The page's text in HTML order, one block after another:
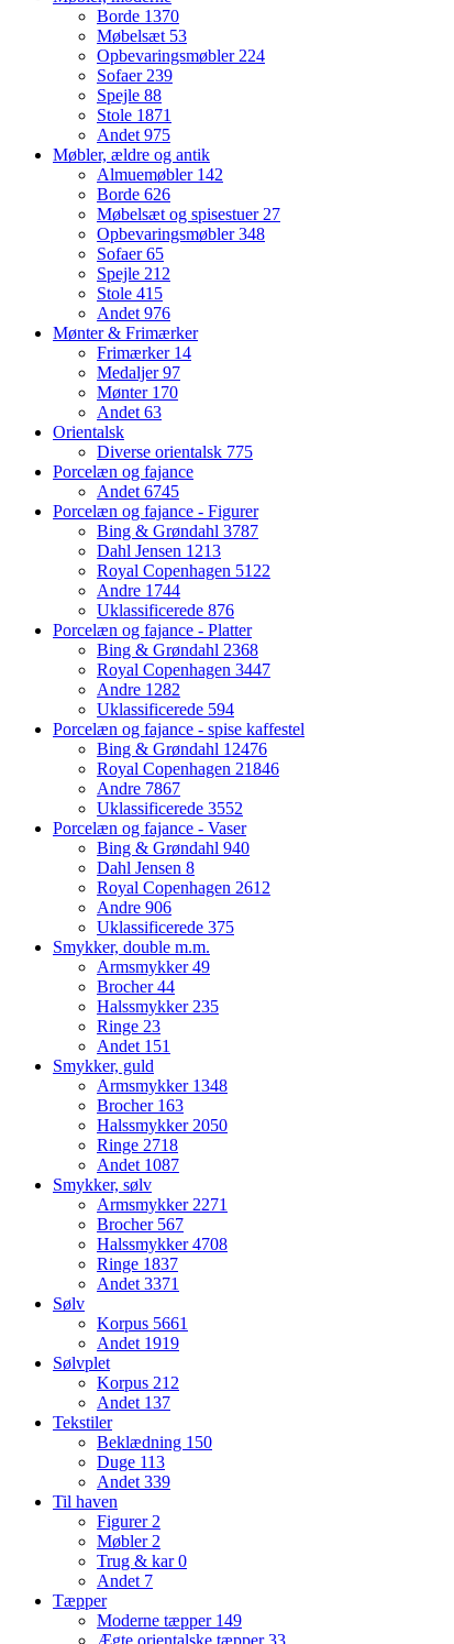
Borde 1370
Møbelsæt 53
Opbevaringsmøbler 224
Sofaer 239
Spejle 88
Stole 1871
Andet 975
Møbler, ældre og antik
Almuemøbler 142
Borde 626
Møbelsæt og spisestuer 27
Opbevaringsmøbler348
Sofaer65
Spejle 212
Stole 415
Andet 976
Mønter & Frimærker
Frimærker 14
Medaljer97
Mønter 170
Andet 63
Orientalsk
Diverse orientalsk 775
Porcelæn og fajance
Andet 6745
Porcelæn og fajance - Figurer
Bing & Grøndahl 3787
Dahl Jensen 1213
Royal Copenhagen 5122
Andre 1744
Uklassificerede 876
Porcelæn og fajance - Platter
Bing & Grøndahl 2368
Royal Copenhagen 3447
Andre 1282
Uklassificerede 594
Porcelæn og fajance - spise kaffestel
Bing & Grøndahl 12476
Royal Copenhagen 21846
Andre 7867
Uklassificerede 3552
Porcelæn og fajance - Vaser
Bing & Grøndahl 940
Dahl Jensen 8
Royal Copenhagen 2612
Andre 906
Uklassificerede 375
Smykker, double m.m.
Armsmykker49
Brocher44
Halssmykker 235
Ringe 23
Andet 151
Smykker, guld
Armsmykker 1348
Brocher 163
Halssmykker 2050
Ringe 2718
Andet 1087
Smykker, sølv
Armsmykker 2271
Brocher 567
Halssmykker4708
Ringe 1837
Andet 3371
Sølv
Korpus 5661
Andet 1919
Sølvplet
Korpus 212
Andet 137
Tekstiler
Beklædning 150
Duge 113
Andet 339
Til haven
Figurer 2
Møbler 2
Trug & kar0
Andet 7
Tæpper
Moderne tæpper 149
Ægte orientalske tæpper 33